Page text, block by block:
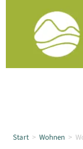
Start > Wohnen >